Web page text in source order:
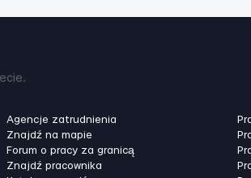
Agencje zatrudnienia
Znajdź na mapie
Forum o pracy za granicą
Znajdź pracownika